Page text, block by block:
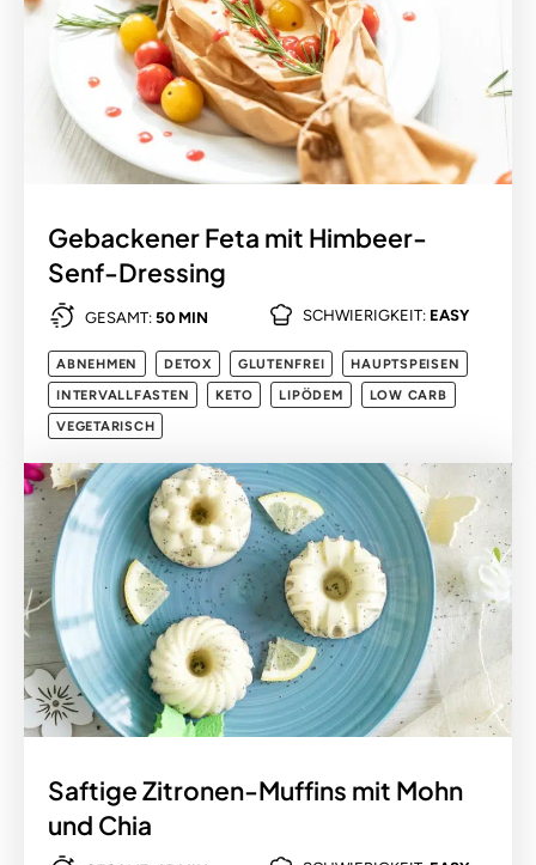
Gebackener Feta mit Himbeer-
Senf-Dressing
GESAMT: 50 MIN SCHWIERIGKEIT: EASY
ABNEHMEN DETOX GLUTENFREI
HAUPTSPEISEN
INTERVALLFASTEN
KETO LIPÖDEM
LOW CARB
VEGETARISCH
Saftige Zitronen-Muffins mit Mohn
und Chia